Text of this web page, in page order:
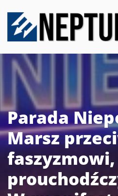
content
Parada
Marsz